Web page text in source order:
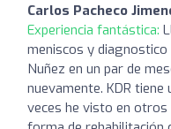
Carlos Pacheco
Experiencia fantástica:
meniscos y diagnostico
Nuñez en un par de
nuevamente. KDR
veces he visto en